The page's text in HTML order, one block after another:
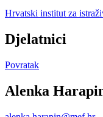
Hrvatski institut za
Djelatnici
Povratak
Alenka